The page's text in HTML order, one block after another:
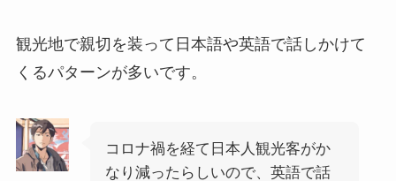
観光地で親切を装って日本語や英語で話しかけて
くるパターンが多いです。
コロナ禍を経て日本人観光客がか
なり減ったらしいので、英語で話